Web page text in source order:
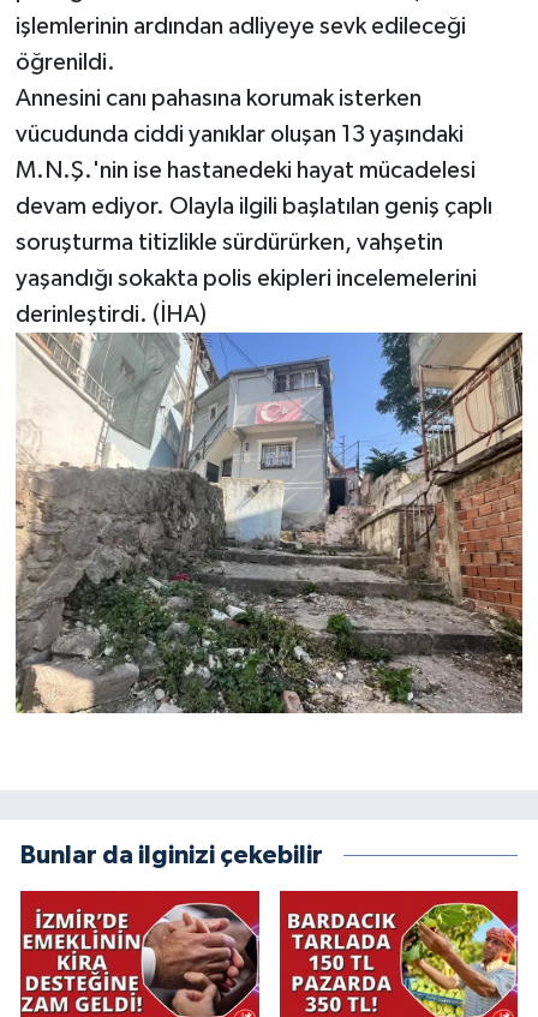
işlemlerinin ardından adliyeye sevk edileceği
öğrenildi.
Annesini canı pahasına korumak isterken
vücudunda ciddi yanıklar oluşan 13 yaşındaki
M.N.Ş.'nin ise hastanedeki hayat mücadelesi
devam ediyor. Olayla ilgili başlatılan geniş çaplı
soruşturma titizlikle sürdürürken, vahşetin
yaşandığı sokakta polis ekipleri incelemelerini
derinleştirdi. (İHA)
Bunlar da ilginizi çekebilir